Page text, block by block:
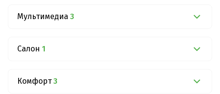
Мультимедиа 3
Салон 1
Комфорт 3